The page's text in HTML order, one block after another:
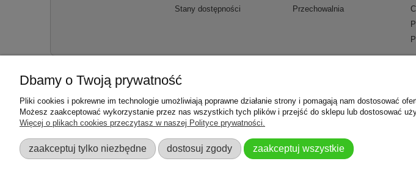
Stany dostępności
Przechowalnia
Dbamy o Twoją prywatność
Pliki cookies i pokrewne im technologie umożliwiają poprawne działanie strony i pomagają nam dostosować
Możesz zaakceptować wykorzystanie przez nas wszystkich tych plików i przejść do sklepu lub dostosować
Więcej o plikach cookies przeczytasz w naszej Polityce prywatności.
zaakceptuj tylko niezbędne dostosuj zgody zaakceptuj wszystkie